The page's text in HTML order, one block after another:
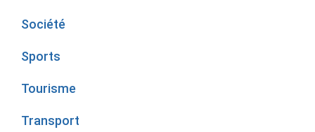
Société
Sports
Tourisme
Transport